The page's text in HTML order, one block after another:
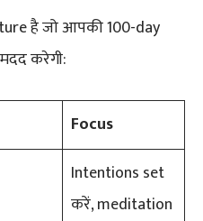
है जो आपकी 100-day
करेगी:
Focus
Intentions set
करें, meditation